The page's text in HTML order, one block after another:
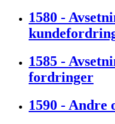
1580 -
1585 -
fordringer
1590 - Andre